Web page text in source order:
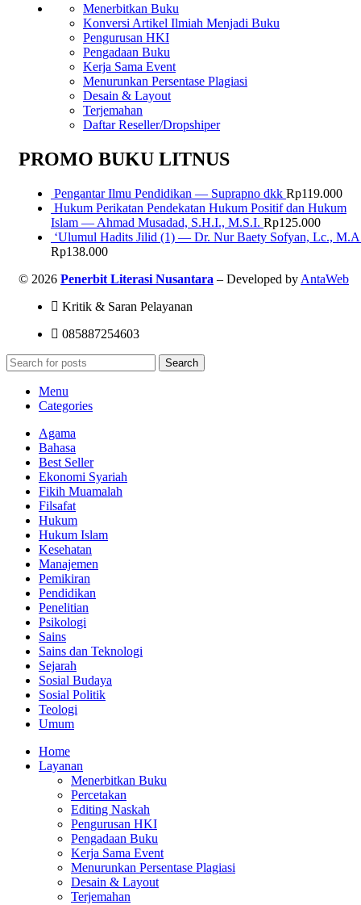
Menerbitkan Buku
Konversi Artikel Ilmiah Menjadi Buku
Pengurusan HKI
Pengadaan Buku
Kerja Sama Event
Menurunkan Persentase Plagiasi
Desain & Layout
Terjemahan
Daftar Reseller/Dropshiper
PROMO BUKU LITNUS
Pengantar Ilmu Pendidikan — Suprapno dkk Rp119.000
Hukum Perikatan Pendekatan Hukum Positif dan Hukum
Islam — Ahmad Musadad, S.H.I., M.S.I. Rp125.000
‘Ulumul Hadits Jilid (1) — Dr. Nur Baety Sofyan, Lc.,
Rp138.000
© 2026 Penerbit Literasi Nusantara – Developed by AntaWeb
Kritik & Saran Pelayanan
085887254603
Search
Menu
Categories
Agama
Bahasa
Best Seller
Ekonomi Syariah
Fikih Muamalah
Filsafat
Hukum
Hukum Islam
Kesehatan
Manajemen
Pemikiran
Pendidikan
Penelitian
Psikologi
Sains
Sains dan Teknologi
Sejarah
Sosial Budaya
Sosial Politik
Teologi
Umum
Home
Layanan
Menerbitkan Buku
Percetakan
Editing Naskah
Pengurusan HKI
Pengadaan Buku
Kerja Sama Event
Menurunkan Persentase Plagiasi
Desain & Layout
Terjemahan